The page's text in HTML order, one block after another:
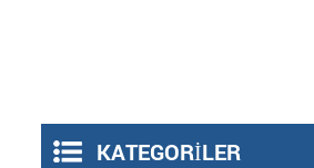
KATEGORILER